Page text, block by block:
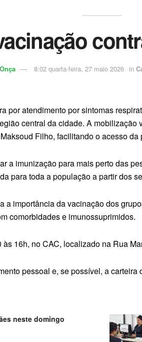
8:02 quarta-feira, 27 maio 2026 in
por atendimento por sintomas
central da cidade. A
Filho, facilitando o acesso
a imunização para mais perto das
para toda a população a partir dos
a importância da vacinação dos
comorbidades e imunossuprimidos.
16h, no CAC, localizado na Rua
pessoal e, se possível, a carteira
neste domingo